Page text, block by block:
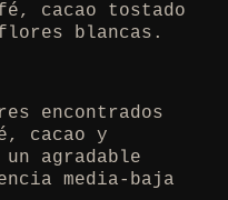
cacao tostado
blancas.
encontrados
cacao y
agradable
media-baja